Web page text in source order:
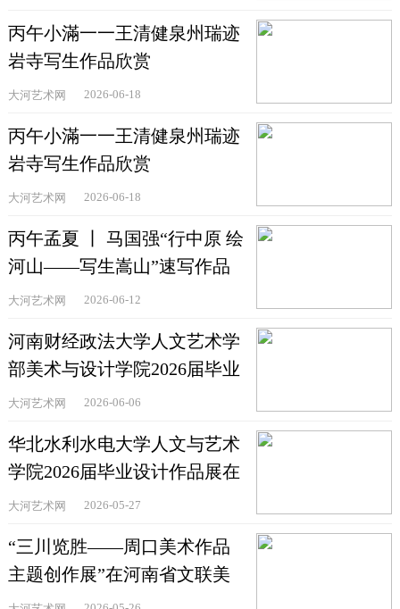
丙午小滿一一王清健泉州瑞迹
岩寺写生作品欣赏
大河艺术网 2026-06-18
丙午小滿一一王清健泉州瑞迹
岩寺写生作品欣赏
大河艺术网 2026-06-18
丙午孟夏 丨 马国强“行中原 绘
河山——写生嵩山”速写作品
欣赏
大河艺术网 2026-06-12
河南财经政法大学人文艺术学
部美术与设计学院2026届毕业
作品精品展举办
大河艺术网 2026-06-06
华北水利水电大学人文与艺术
学院2026届毕业设计作品展在
郑州举办
大河艺术网 2026-05-27
“三川览胜——周口美术作品
主题创作展”在河南省文联美
术馆举办